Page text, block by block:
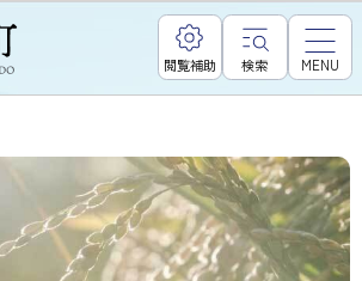
閲覧補助 検索 MENU